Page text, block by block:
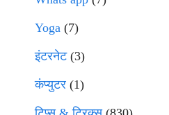
Yoga (7)
इंटरनेट(3)
कंप्युटर (1)